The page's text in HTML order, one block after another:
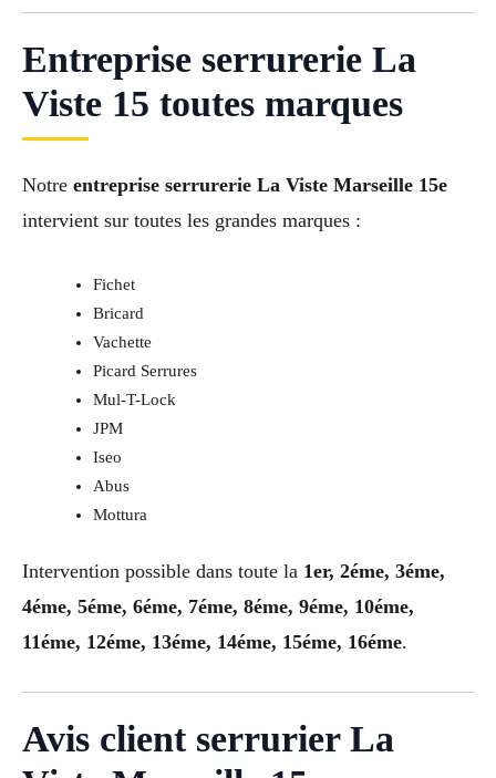
Entreprise serrurerie La
Viste 15 toutes marques
Notre entreprise serrurerie La Viste Marseille 15e
intervient sur toutes les grandes marques :
Fichet
Bricard
Vachette
Picard Serrures
Mul-T-Lock
JPM
Iseo
Abus
Mottura
Intervention possible dans toute la 1er, 2éme, 3éme,
4éme, 5éme, 6éme, 7éme, 8éme, 9éme, 10éme,
11éme, 12éme, 13éme, 14éme, 15éme, 16éme.
Avis client serrurier La